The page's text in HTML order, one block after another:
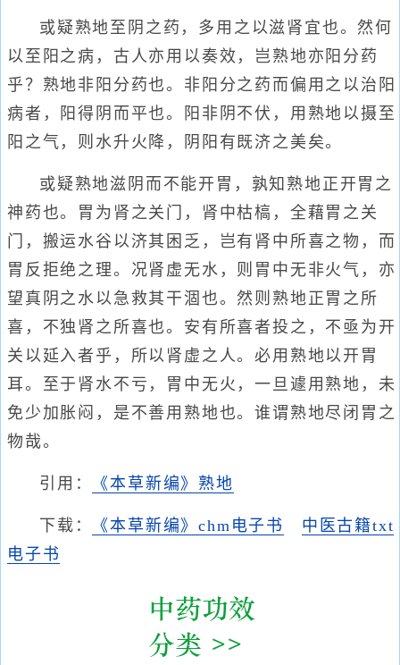
或疑熟地至阴之药，多用之以滋肾宜也。然何
以至阳之病，古人亦用以奏效，岂熟地亦阳分药
乎？熟地非阳分药也。非阳分之药而偏用之以治阳
病者，阳得阴而平也。阳非阴不伏，用熟地以摄至
阳之气，则水升火降，阴阳有既济之美矣。
或疑熟地滋阴而不能开胃，孰知熟地正开胃之
神药也。胃为肾之关门，肾中枯槁，全藉胃之关
门，搬运水谷以济其困乏，岂有肾中所喜之物，而
胃反拒绝之理。况肾虚无水，则胃中无非火气，亦
望真阴之水以急救其干涸也。然则熟地正胃之所
喜，不独肾之所喜也。安有所喜者投之，不亟为开
关以延入者乎，所以肾虚之人。必用熟地以开胃
耳。至于肾水不亏，胃中无火，一旦遽用熟地，未
免少加胀闷，是不善用熟地也。谁谓熟地尽闭胃之
物哉。
引用： 《本草新编》熟地
下载： 《本草新编》chm电子书
中医古籍txt
电子书